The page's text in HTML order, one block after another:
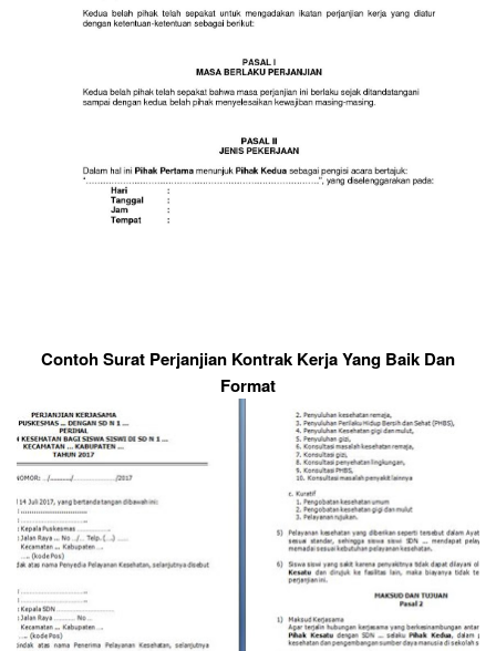
Contoh Surat Perjanjian Kontrak Kerja Yang Baik Dan
Format